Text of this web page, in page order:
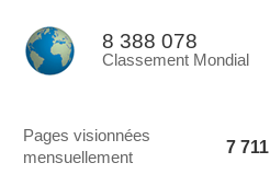
8 388 078
Classement Mondial
Pages visionnées
mensuellement
7 711